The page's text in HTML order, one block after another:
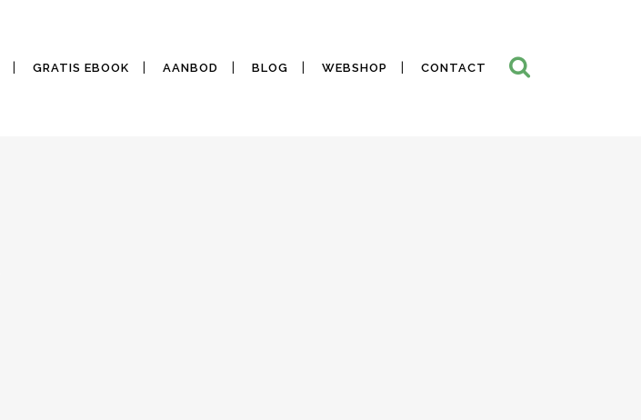
GRATIS EBOOK AANBOD BLOG WEBSHOP CONTACT